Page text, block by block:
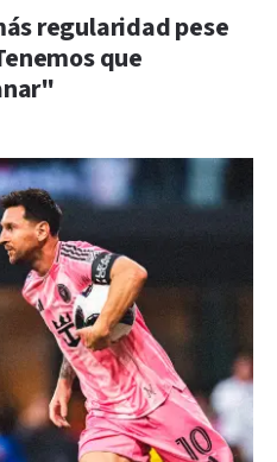
regularidad pese
que